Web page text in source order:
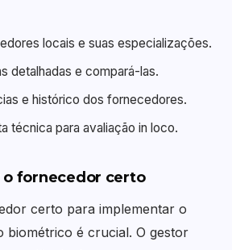
locais e suas especializações.
detalhadas e compará-las.
e histórico dos fornecedores.
técnica para avaliação in loco.
o fornecedor certo
certo para implementar o
biométrico é crucial. O gestor